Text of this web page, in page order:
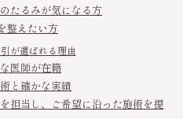
たるみが気になる方
整えたい方
が選ばれる理由
医師が在籍
と確かな実績
担当し、ご希望に沿った施術を提